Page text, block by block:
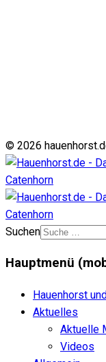
© 2026
Suchen
Hauptmenü
Hauenhorst
Aktuelles
Aktuelle
Videos